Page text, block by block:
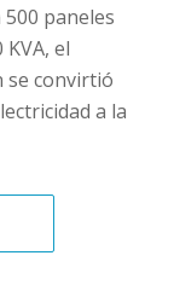
paneles
el
se convirtió
a la